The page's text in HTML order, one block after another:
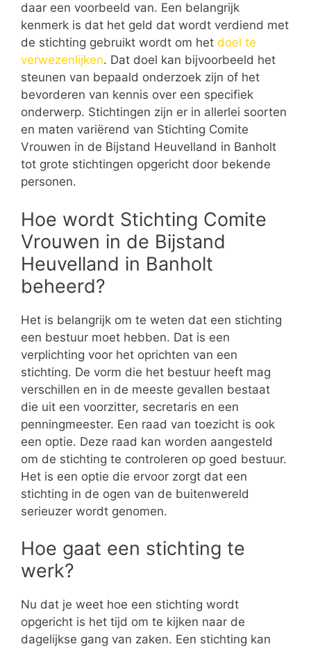
daar een voorbeeld van. Een belangrijk
kenmerk is dat het geld dat wordt verdiend met
de stichting gebruikt wordt om het doel te
verwezenlijken. Dat doel kan bijvoorbeeld het
steunen van bepaald onderzoek zijn of het
bevorderen van kennis over een specifiek
onderwerp. Stichtingen zijn er in allerlei soorten
en maten variërend van Stichting Comite
Vrouwen in de Bijstand Heuvelland in Banholt
tot grote stichtingen opgericht door bekende
personen.
Hoe wordt Stichting Comite
Vrouwen in de Bijstand
Heuvelland in Banholt
beheerd?
Het is belangrijk om te weten dat een stichting
een bestuur moet hebben. Dat is een
verplichting voor het oprichten van een
stichting. De vorm die het bestuur heeft mag
verschillen en in de meeste gevallen bestaat
die uit een voorzitter, secretaris en een
penningmeester. Een raad van toezicht is ook
een optie. Deze raad kan worden aangesteld
om de stichting te controleren op goed bestuur.
Het is een optie die ervoor zorgt dat een
stichting in de ogen van de buitenwereld
serieuzer wordt genomen.
Hoe gaat een stichting te
werk?
Nu dat je weet hoe een stichting wordt
opgericht is het tijd om te kijken naar de
dagelijkse gang van zaken. Een stichting kan